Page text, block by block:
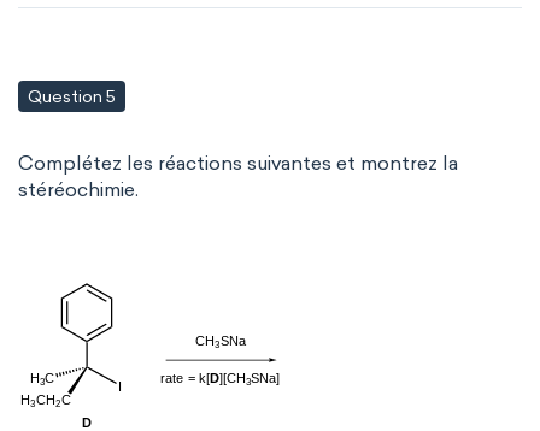
Question 5
Complétez les réactions suivantes et montrez la
stéréochimie.